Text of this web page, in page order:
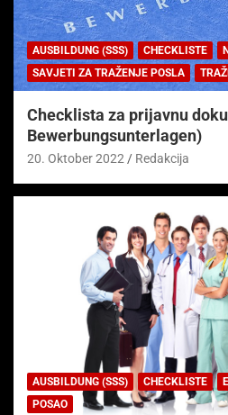
AUSBILDUNG (SSS) CHECKLISTE
SAVJETI ZA TRAŽENJE POSLA
Checklista za prijavnu
Bewerbungsunterlagen)
20. Oktober 2022 Redakcija
AUSBILDUNG (SSS) CHECKLISTE
POSAO